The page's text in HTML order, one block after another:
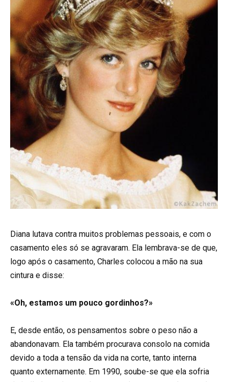
Diana lutava contra muitos problemas pessoais, e com o
casamento eles só se agravaram. Ela lembrava-se de que,
logo após o casamento, Charles colocou a mão na sua
cintura e disse:
«Oh, estamos um pouco gordinhos?»
E, desde então, os pensamentos sobre o peso não a
abandonavam. Ela também procurava consolo na comida
devido a toda a tensão da vida na corte, tanto interna
quanto externamente. Em 1990, soube-se que ela sofria